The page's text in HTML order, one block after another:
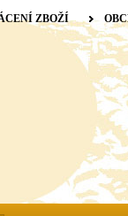
ZBOŽÍ